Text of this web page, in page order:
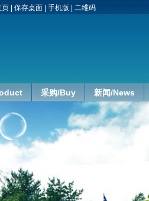
页 保存桌面 手机版 二维码
采购/Buy 新闻/News